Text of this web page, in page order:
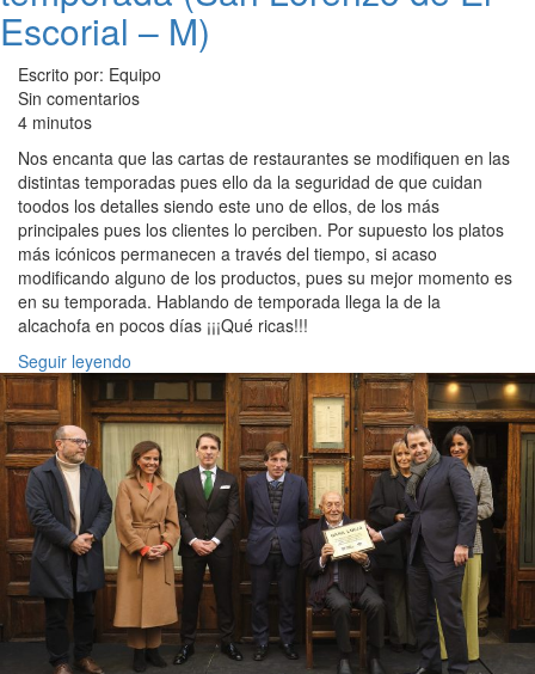
Escorial – M)
Escrito por: Equipo
Sin comentarios
4 minutos
Nos encanta que las cartas de restaurantes se modifiquen en las
distintas temporadas pues ello da la seguridad de que cuidan
toodos los detalles siendo este uno de ellos, de los más
principales pues los clientes lo perciben. Por supuesto los platos
más icónicos permanecen a través del tiempo, si acaso
modificando alguno de los productos, pues su mejor momento es
en su temporada. Hablando de temporada llega la de la
alcachofa en pocos días ¡¡¡Qué ricas!!!
Seguir leyendo